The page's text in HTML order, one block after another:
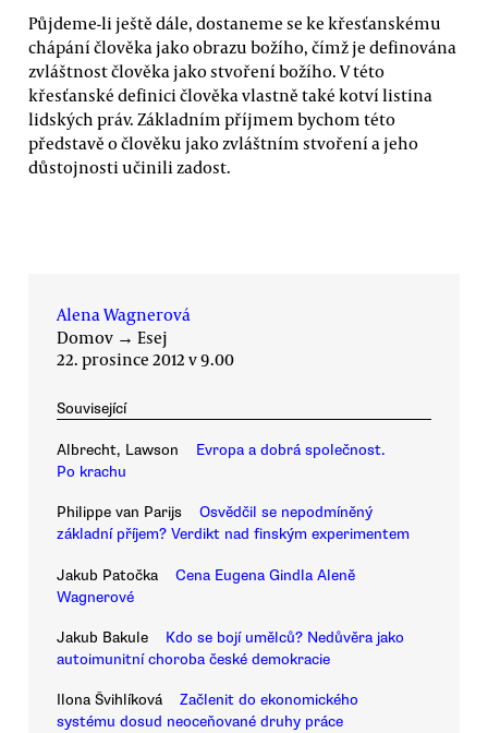
Půjdeme-li ještě dále, dostaneme se ke křesťanskému
chápání člověka jako obrazu božího, čímž je definována
zvláštnost člověka jako stvoření božího. V této
křesťanské definici člověka vlastně také kotví listina
lidských práv. Základním příjmem bychom této
představě o člověku jako zvláštním stvoření a jeho
důstojnosti učinili zadost.
Alena Wagnerová
Domov → Esej
22. prosince 2012 v 9.00
Související
Albrecht, Lawson
Evropa a dobrá společnost.
Po krachu
Philippe van Parijs
Osvědčil se nepodmíněný
základní příjem? Verdikt nad finským experimentem
Jakub Patočka
Cena Eugena Gindla Aleně
Wagnerové
Jakub Bakule
Kdo se bojí umělců? Nedůvěra jako
autoimunitní choroba české demokracie
Ilona Švihlíková
Začlenit do ekonomického
systému dosud neoceňované druhy práce